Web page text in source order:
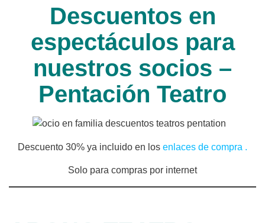
Descuentos en
espectáculos para
nuestros socios –
Pentación Teatro
Descuento 30% ya incluido en los enlaces de compra .
Solo para compras por internet